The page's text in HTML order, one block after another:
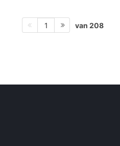
1 van 208